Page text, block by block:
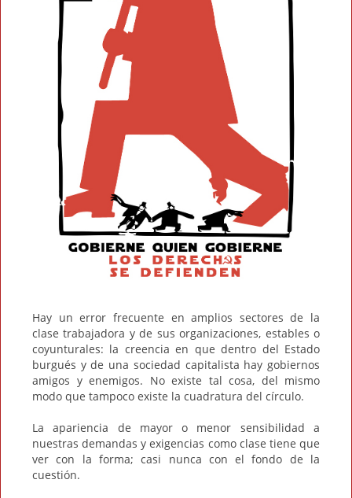
Hay un error frecuente en amplios sectores de la
clase trabajadora y de sus organizaciones, estables o
coyunturales: la creencia en que dentro del Estado
burgués y de una sociedad capitalista hay gobiernos
amigos y enemigos. No existe tal cosa, del mismo
modo que tampoco existe la cuadratura del círculo.
La apariencia de mayor o menor sensibilidad a
nuestras demandas y exigencias como clase tiene que
ver con la forma; casi nunca con el fondo de la
cuestión.